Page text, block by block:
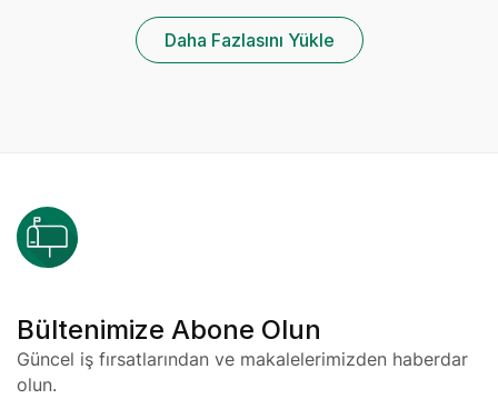
Daha Fazlasını Yükle
Bültenimize Abone Olun
Güncel iş fırsatlarından ve makalelerimizden haberdar
olun.